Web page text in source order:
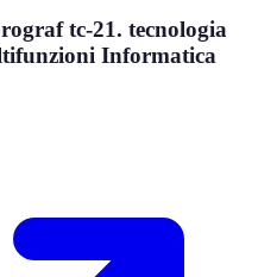
tc-21. tecnologia
Informatica